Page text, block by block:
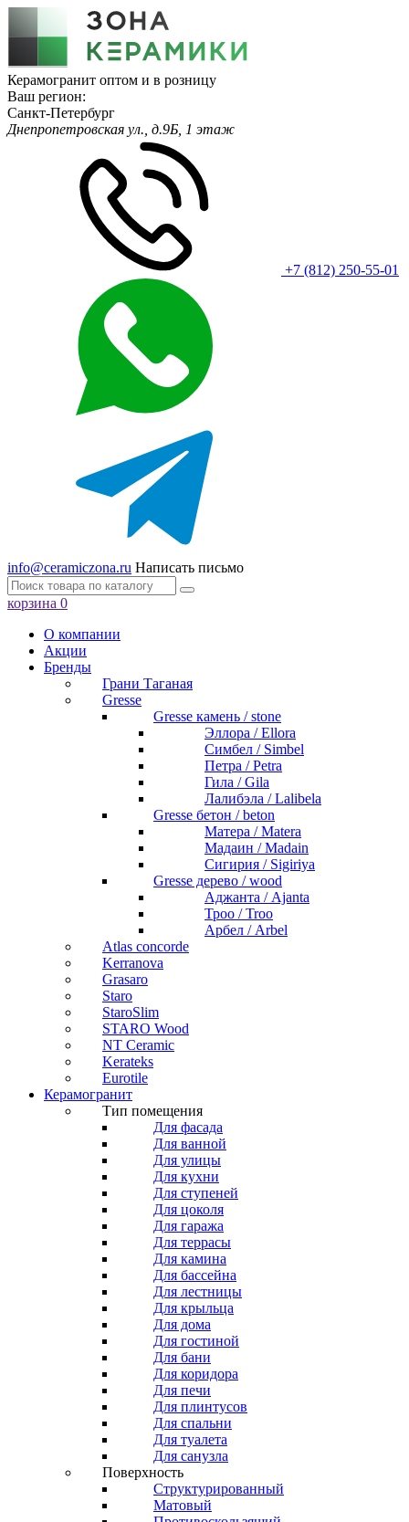
Керамогранит оптом и в розницу
Ваш регион:
Санкт-Петербург
Днепропетровская ул., д.9Б, 1 этаж
+7 (812) 250-55-01
info@ceramiczona.ru Написать письмо
корзина 0
О компании
Акции
Бренды
Грани Таганая
Gresse
Gresse камень / stone
Эллора / Ellora
Симбел / Simbel
Петра / Petra
Гила / Gila
Лалибэла / Lalibela
Gresse бетон / beton
Матера / Matera
Мадаин / Madain
Сигирия / Sigiriya
Gresse дерево / wood
Аджанта / Ajanta
Троо / Troo
Арбел / Arbel
Atlas concorde
Kerranova
Grasaro
Staro
StaroSlim
STARO Wood
NT Ceramic
Kerateks
Eurotile
Керамогранит
Тип помещения
Для фасада
Для ванной
Для улицы
Для кухни
Для ступеней
Для цоколя
Для гаража
Для террасы
Для камина
Для бассейна
Для лестницы
Для крыльца
Для дома
Для гостиной
Для бани
Для коридора
Для печи
Для плинтусов
Для спальни
Для туалета
Для санузла
Поверхность
Структурированный
Матовый